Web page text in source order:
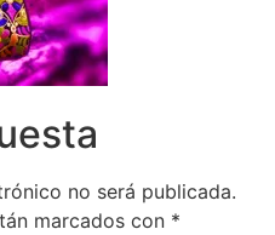
no será publicada.
marcados con *